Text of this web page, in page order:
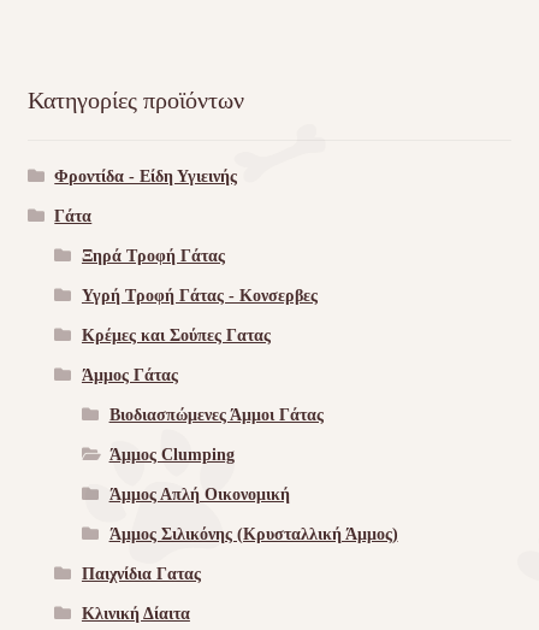
Κατηγορίες προϊόντων
Φροντίδα - Είδη Υγιεινής
Γάτα
Ξηρά Τροφή Γάτας
Υγρή Τροφή Γάτας - Kονσερβες
Κρέμες και Σούπες Γατας
Άμμος Γάτας
Βιοδιασπώμενες Άμμοι Γάτας
Άμμος Clumping
Άμμος Απλή Οικονομική
Άμμος Σιλικόνης (Κρυσταλλική Άμμος)
Παιχνίδια Γατας
Κλινική Δίαιτα